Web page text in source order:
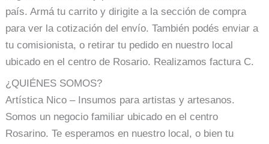
país. Armá tu carrito y dirigite a la sección de compra
para ver la cotización del envío. También podés enviar a
tu comisionista, o retirar tu pedido en nuestro local
ubicado en el centro de Rosario. Realizamos factura C.
¿QUIÉNES SOMOS?
Artística Nico – Insumos para artistas y artesanos.
Somos un negocio familiar ubicado en el centro
Rosarino. Te esperamos en nuestro local, o bien tu